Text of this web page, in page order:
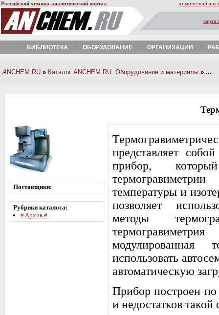
Российский химико-аналитический портал химический
карта
БИБЛИОТЕКА ОБОРУДОВАНИЕ ОРГАНИЗАЦИИ
A NCHEM.RU » Каталог ANCHEM.RU: Оборудование и материалы » ...
Поставщики:
Рубрики каталога:
# Aрхив #
представляет
прибор,
температуры и
позволяет
методы
модулированная
использовать
автоматическую
Прибор построен по
и недостатков